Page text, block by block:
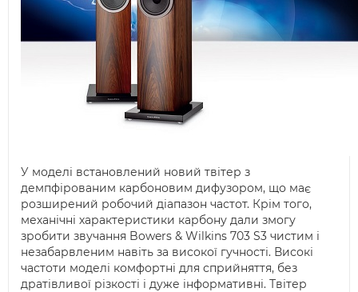
У моделі встановлений новий твітер з
демпфірованим карбоновим дифузором, що має
розширений робочий діапазон частот. Крім того,
механічні характеристики карбону дали змогу
зробити звучання Bowers & Wilkins 703 S3 чистим і
незабарвленим навіть за високої гучності. Високі
частоти моделі комфортні для сприйняття, без
дратівливої різкості і дуже інформативні. Твітер